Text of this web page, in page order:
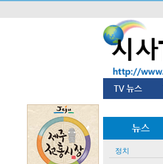
TV 뉴스
뉴스
정치